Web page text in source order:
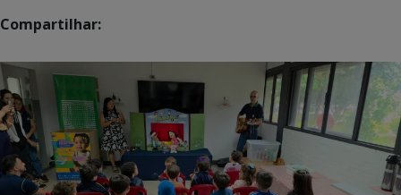
Compartilhar: